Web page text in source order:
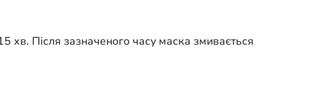
хв. Після зазначеного часу маска змивається